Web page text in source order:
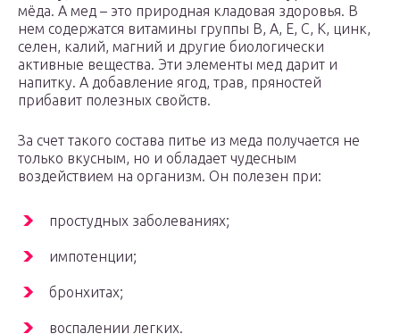
мёда. А мед – это природная кладовая здоровья. В
нем содержатся витамины группы В, А, Е, С, К, цинк,
селен, калий, магний и другие биологически
активные вещества. Эти элементы мед дарит и
напитку. А добавление ягод, трав, пряностей
прибавит полезных свойств.
За счет такого состава питье из меда получается не
только вкусным, но и обладает чудесным
воздействием на организм. Он полезен при:
простудных заболеваниях;
импотенции;
бронхитах;
воспалении легких.